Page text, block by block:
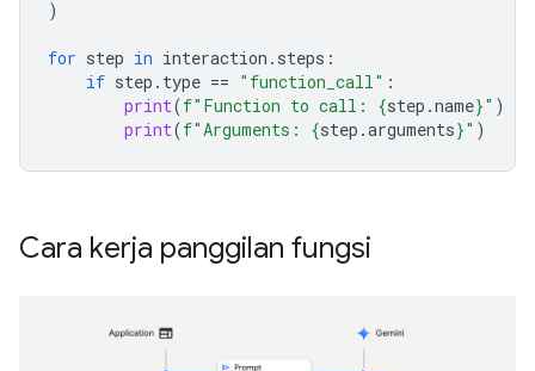
)
for step in interaction . steps :
if step . type == "function_call" :
print(f"Function to call: {step .name}" )
print(f"Arguments: {step .arguments}" )
Cara kerja panggilan fungsi